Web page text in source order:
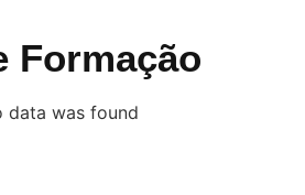
Formação
data was found